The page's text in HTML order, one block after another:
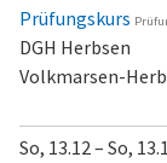
Prüfungskurs
DGH Herbsen
Volkmarsen-
So, 13.12 – So,